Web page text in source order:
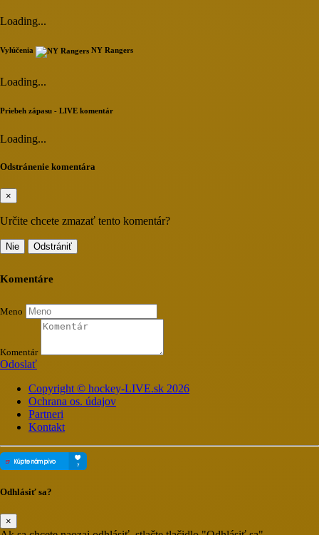
Loading...
Vylúčenia NY Rangers
Loading...
Priebeh zápasu - LIVE komentár
Loading...
Odstránenie komentára
×
Určite chcete zmazať tento komentár?
Nie Odstrániť
Komentáre
Meno
Komentár
Odoslať
Copyright © hockey-LIVE.sk 2026
Ochrana os. údajov
Partneri
Kontakt
Odhlásiť sa?
×